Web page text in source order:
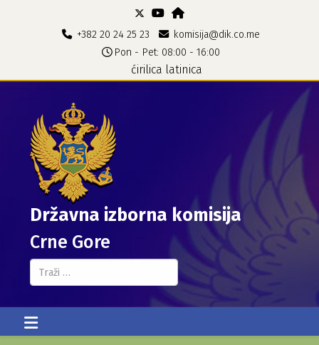
+382 20 24 25 23
komisija@dik.co.me
Pon - Pet: 08:00 - 16:00
ćirilica latinica
Državna izborna komisija
Crne Gore
Pretraga...